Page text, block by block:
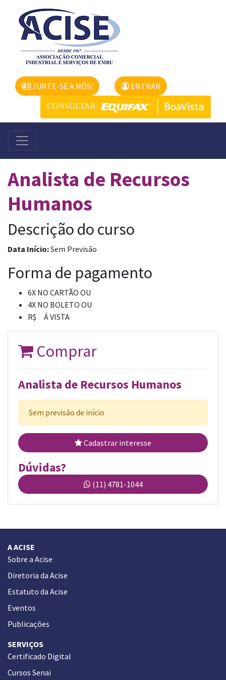
JUNTE-SE A NÓS! ENTRAR
CONSULTAR:
Analista de Recursos
Humanos
Descrição do curso
Data Início:Sem Previsão
Forma de pagamento
6X NO CARTÃO OU
4X NO BOLETO OU
R$ Á VISTA
Comprar
Analista de Recursos Humanos
Sem previsão de início
Cadastrar interesse
Dúvidas?
(11) 4781-1044
A ACISE
Sobre a Acise
Diretoria da Acise
Estatuto da Acise
Eventos
Publicações
SERVIÇOS
Certificado Digital
Cursos Senai